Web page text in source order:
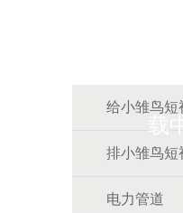
载
给小雏鸟短
排小雏鸟短
电力管道